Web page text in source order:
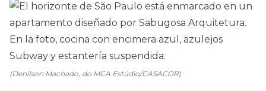
(Denilson Machado, do MCA Estúdio/CASACOR)